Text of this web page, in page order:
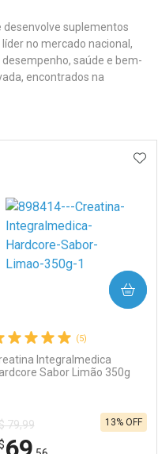
suplementos
no mercado nacional,
saúde e bem-
encontrados na
AOS FAVORITOS
(5)
Integralmedica
Sabor Limão 350g
79,99
13% OFF
COMPRAR